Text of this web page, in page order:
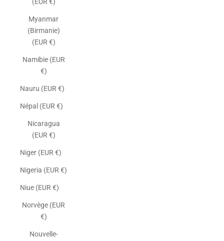
Myanmar
(Birmanie)
(EUR €)
Namibie (EUR
€)
Nauru (EUR €)
Népal (EUR €)
Nicaragua
(EUR €)
Niger (EUR €)
Nigeria (EUR €)
Niue (EUR €)
Norvège (EUR
€)
Nouvelle-